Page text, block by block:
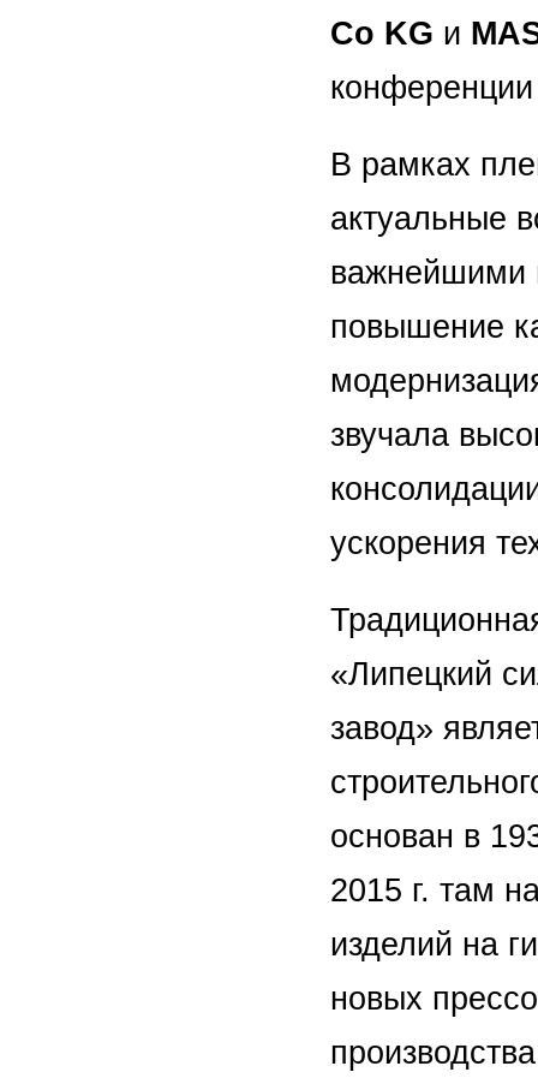
Co KG и
В рамках
актуальные
важнейшими
повышение
звучала
ускорения
«Липецкий
завод»
основан в
2015 г. там
изделий на
новых